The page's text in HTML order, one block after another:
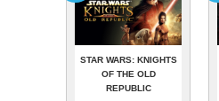
STAR WARS: KNIGHTS
OF THE OLD
REPUBLIC